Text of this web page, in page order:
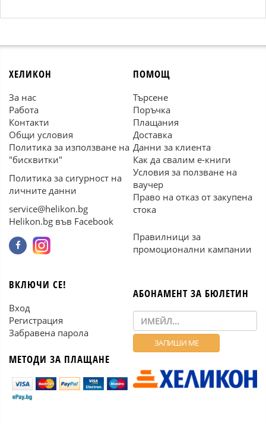
ХЕЛИКОН
За нас
Работа
Контакти
Общи условия
Политика за използване на
"бисквитки"
Политика за сигурност на
личните данни
service@helikon.bg
Helikon.bg във Facebook
ПОМОЩ
Търсене
Поръчка
Плащания
Доставка
Данни за клиента
Как да свалим е-книги
Условия за ползване на
ваучер
Право на отказ от закупена
стока
Правилници за
промоционални кампании
ВКЛЮЧИ СЕ!
Вход
Регистрация
Забравена парола
МЕТОДИ ЗА ПЛАЩАНЕ
АБОНАМЕНТ ЗА БЮЛЕТИН